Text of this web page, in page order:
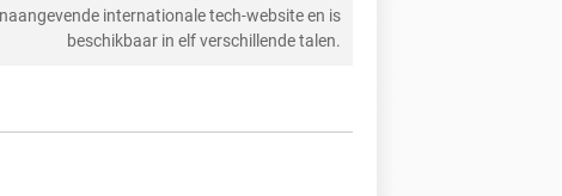
internationale tech-website en is
beschikbaar in elf verschillende talen.